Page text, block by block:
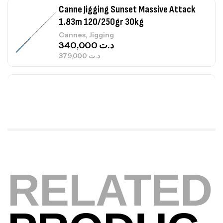
Canne Jigging Sunset Massive Attack
1.83m 120/250gr 30kg
Cannes,Jigging
د.ت379,000
د.ت
Accastillage bateau,Accessoires bateaux
د.ت
RELATED